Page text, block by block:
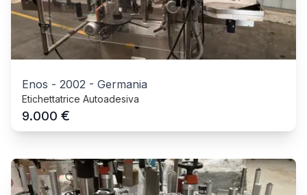
Enos - 2002 - Germania
Etichettatrice Autoadesiva
9.000 €